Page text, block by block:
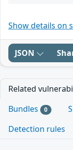
Show details on
JSON
Related
Bundles 0
Detection rules